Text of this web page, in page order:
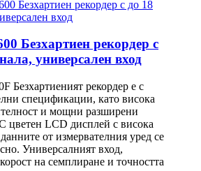
Безхартиен рекордер с
универсален вход
Безхартиеният рекордер е с
спецификации, като висока
и мощни разширени
цветен LCD дисплей с висока
от измервателния уред се
Универсалният вход,
на семплиране и точността